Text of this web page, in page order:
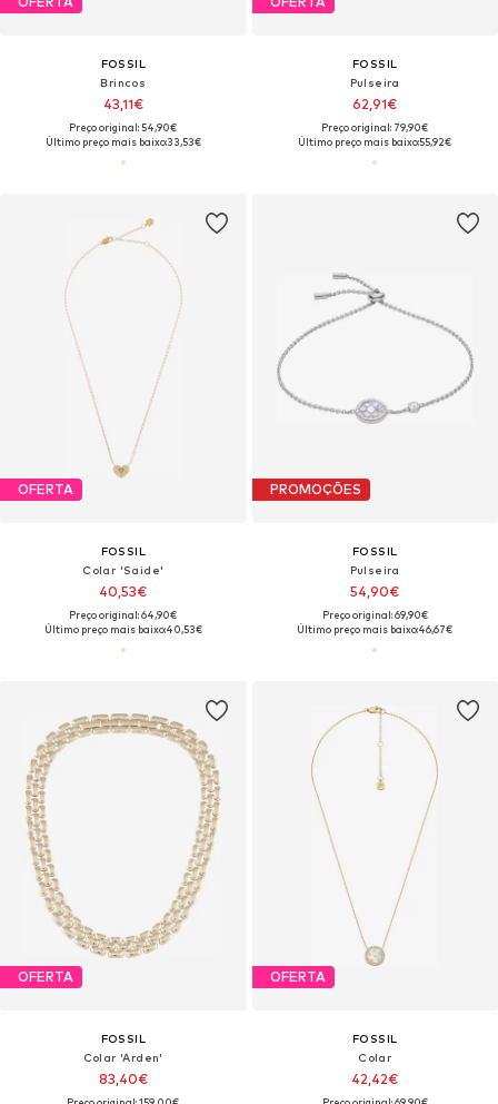
FOSSIL
Brincos
43,11€
Preço original: 54,90€
Último preço mais baixo:33,53€
FOSSIL
Pulseira
62,91€
Preço original: 79,90€
Último preço mais baixo:55,92€
OFERTA
FOSSIL
Colar 'Saide'
40,53€
Preço original: 64,90€
Último preço mais baixo:40,53€
PROMOÇÕES
FOSSIL
Pulseira
54,90€
Preço original: 69,90€
Último preço mais baixo:46,67€
OFERTA
FOSSIL
Colar 'Arden'
83,40€
OFERTA
FOSSIL
Colar
42,42€